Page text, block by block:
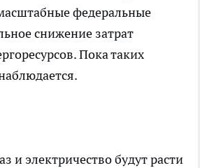
федеральные
снижение затрат
Пока таких
и электричество будут расти